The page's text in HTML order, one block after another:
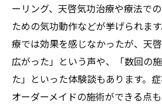
ーリング、天啓気功治療や療法で
ための気功動作などが挙げられま
療では効果を感じなかったが、天
広がった」という声や、「数回の
た」といった体験談もあります。
オーダーメイドの施術ができる点も